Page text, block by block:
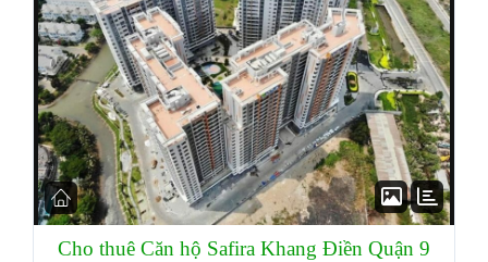
Cho thuê Căn hộ Safira Khang Điền Quận 9